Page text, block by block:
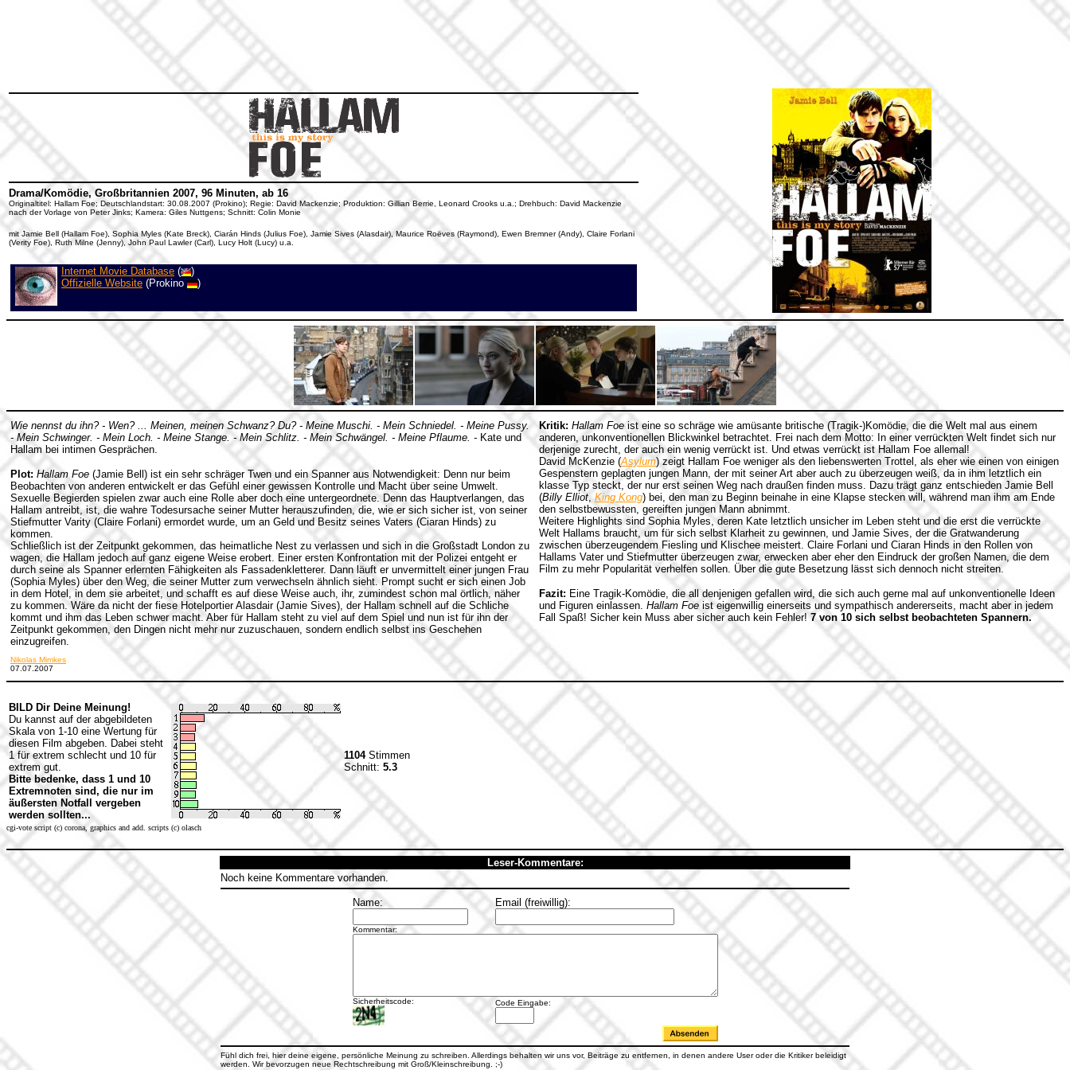
Drama/Komödie, Großbritannien 2007, 96 Minuten, ab 16
Originaltitel: Hallam Foe; Deutschlandstart: 30.08.2007 (Prokino); Regie: David Mackenzie; Produktion: Gillian Berrie, Leonard Crooks u.a.; Drehbuch: David Mackenzie
nach der Vorlage von Peter Jinks; Kamera: Giles Nuttgens; Schnitt: Colin Monie
mit Jamie Bell (Hallam Foe), Sophia Myles (Kate Breck), Ciarán Hinds (Julius Foe), Jamie Sives (Alasdair), Maurice Roëves (Raymond), Ewen Bremner (Andy), Claire Forlani
(Verity Foe), Ruth Milne (Jenny), John Paul Lawler (Carl), Lucy Holt (Lucy) u.a.
Internet Movie Database (
)
Offizielle Website (Prokino )
Wie nennst du ihn? - Wen? ... Meinen, meinen Schwanz? Du? - Meine Muschi. - Mein Schniedel. - Meine Pussy.
- Mein Schwinger. - Mein Loch. - Meine Stange. - Mein Schlitz. - Mein Schwängel. - Meine Pflaume. - Kate und
Hallam bei intimen Gesprächen.
Plot: Hallam Foe (Jamie Bell) ist ein sehr schräger Twen und ein Spanner aus Notwendigkeit: Denn nur beim
Beobachten von anderen entwickelt er das Gefühl einer gewissen Kontrolle und Macht über seine Umwelt.
Sexuelle Begierden spielen zwar auch eine Rolle aber doch eine untergeordnete. Denn das Hauptverlangen, das
Hallam antreibt, ist, die wahre Todesursache seiner Mutter herauszufinden, die, wie er sich sicher ist, von seiner
Stiefmutter Varity (Claire Forlani) ermordet wurde, um an Geld und Besitz seines Vaters (Ciaran Hinds) zu
kommen.
Schließlich ist der Zeitpunkt gekommen, das heimatliche Nest zu verlassen und sich in die Großstadt London zu
wagen, die Hallam jedoch auf ganz eigene Weise erobert. Einer ersten Konfrontation mit der Polizei entgeht er
durch seine als Spanner erlernten Fähigkeiten als Fassadenkletterer. Dann läuft er unvermittelt einer jungen Frau
(Sophia Myles) über den Weg, die seiner Mutter zum verwechseln ähnlich sieht. Prompt sucht er sich einen Job
in dem Hotel, in dem sie arbeitet, und schafft es auf diese Weise auch, ihr, zumindest schon mal örtlich, näher
zu kommen. Wäre da nicht der fiese Hotelportier Alasdair (Jamie Sives), der Hallam schnell auf die Schliche
kommt und ihm das Leben schwer macht. Aber für Hallam steht zu viel auf dem Spiel und nun ist für ihn der
Zeitpunkt gekommen, den Dingen nicht mehr nur zuzuschauen, sondern endlich selbst ins Geschehen
einzugreifen.
Kritik: Hallam Foeist eine so schräge wie amüsante britische (Tragik-)Komödie, die die Welt mal aus einem
anderen, unkonventionellen Blickwinkel betrachtet. Frei nach dem Motto: In einer verrückten Welt findet sich nur
derjenige zurecht, der auch ein wenig verrückt ist. Und etwas verrückt ist Hallam Foe allemal!
David McKenzie (Asylum) zeigt Hallam Foe weniger als den liebenswerten Trottel, als eher wie einen von einigen
Gespenstern geplagten jungen Mann, der mit seiner Art aber auch zu überzeugen weiß, da in ihm letztlich ein
klasse Typ steckt, der nur erst seinen Weg nach draußen finden muss. Dazu trägt ganz entschieden Jamie Bell
(Billy Elliot, King Kong) bei, den man zu Beginn beinahe in eine Klapse stecken will, während man ihm am Ende
den selbstbewussten, gereiften jungen Mann abnimmt.
Weitere Highlights sind Sophia Myles, deren Kate letztlich unsicher im Leben steht und die erst die verrückte
Welt Hallams braucht, um für sich selbst Klarheit zu gewinnen, und Jamie Sives, der die Gratwanderung
zwischen überzeugendem Fiesling und Klischee meistert. Claire Forlani und Ciaran Hinds in den Rollen von
Hallams Vater und Stiefmutter überzeugen zwar, erwecken aber eher den Eindruck der großen Namen, die dem
Film zu mehr Popularität verhelfen sollen. Über die gute Besetzung lässt sich dennoch nicht streiten.
Fazit: Eine Tragik-Komödie, die all denjenigen gefallen wird, die sich auch gerne mal auf unkonventionelle Ideen
und Figuren einlassen. Hallam Foe ist eigenwillig einerseits und sympathisch andererseits, macht aber in jedem
Fall Spaß! Sicher kein Muss aber sicher auch kein Fehler!7 von 10 sich selbst beobachteten Spannern.
Nikolas Mimkes
07.07.2007
BILD Dir Deine Meinung!
Du kannst auf der abgebildeten
Skala von 1-10 eine Wertung für
diesen Film abgeben. Dabei steht
1 für extrem schlecht und 10 für
extrem gut.
Bitte bedenke, dass 1 und 10
Extremnoten sind, die nur im
äußersten Notfall vergeben
werden sollten...
1104Stimmen
Schnitt: 5.3
cgi-vote script (c) corona, graphics and add. scripts (c) olasch
Leser-Kommentare:
Noch keine Kommentare vorhanden.
Name: Email (freiwillig):
Kommentar:
Sicherheitscode: Code Eingabe:
Fühl dich frei, hier deine eigene, persönliche Meinung zu schreiben. Allerdings behalten wir uns vor, Beiträge zu entfernen, in denen andere User oder die Kritiker beleidigt
werden. Wir bevorzugen neue Rechtschreibung mit Groß/Kleinschreibung. ;-)